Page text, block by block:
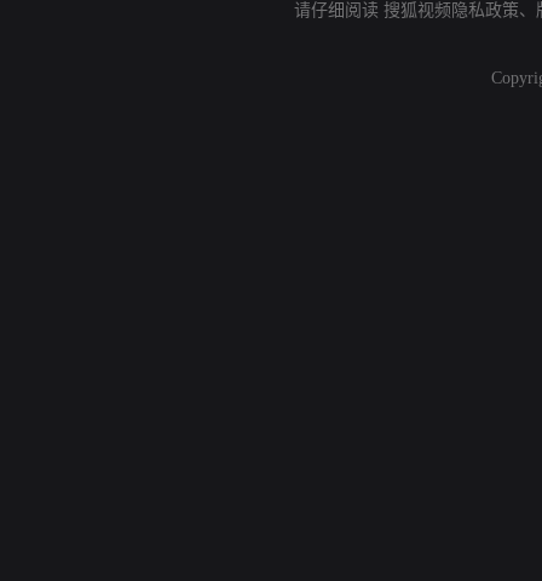
请仔细阅读 搜狐视频隐私政策、